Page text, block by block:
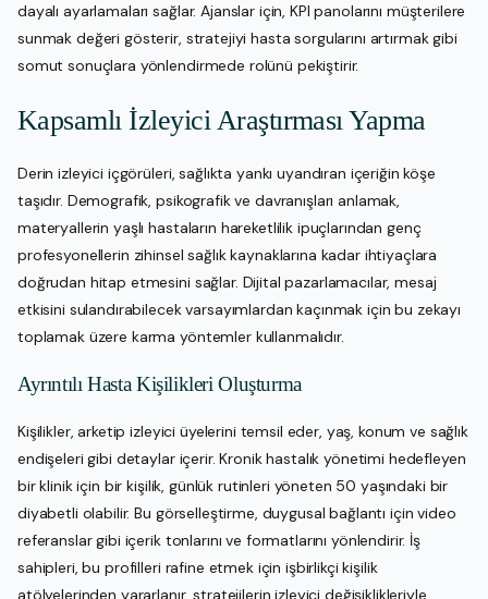
dayalı ayarlamaları sağlar. Ajanslar için, KPI panolarını müşterilere
sunmak değeri gösterir, stratejiyi hasta sorgularını artırmak gibi
somut sonuçlara yönlendirmede rolünü pekiştirir.
Kapsamlı İzleyici Araştırması Yapma
Derin izleyici içgörüleri, sağlıkta yankı uyandıran içeriğin köşe
taşıdır. Demografik, psikografik ve davranışları anlamak,
materyallerin yaşlı hastaların hareketlilik ipuçlarından genç
profesyonellerin zihinsel sağlık kaynaklarına kadar ihtiyaçlara
doğrudan hitap etmesini sağlar. Dijital pazarlamacılar, mesaj
etkisini sulandırabilecek varsayımlardan kaçınmak için bu zekayı
toplamak üzere karma yöntemler kullanmalıdır.
Ayrıntılı Hasta Kişilikleri Oluşturma
Kişilikler, arketip izleyici üyelerini temsil eder, yaş, konum ve sağlık
endişeleri gibi detaylar içerir. Kronik hastalık yönetimi hedefleyen
bir klinik için bir kişilik, günlük rutinleri yöneten 50 yaşındaki bir
diyabetli olabilir. Bu görselleştirme, duygusal bağlantı için video
referanslar gibi içerik tonlarını ve formatlarını yönlendirir. İş
sahipleri, bu profilleri rafine etmek için işbirlikçi kişilik